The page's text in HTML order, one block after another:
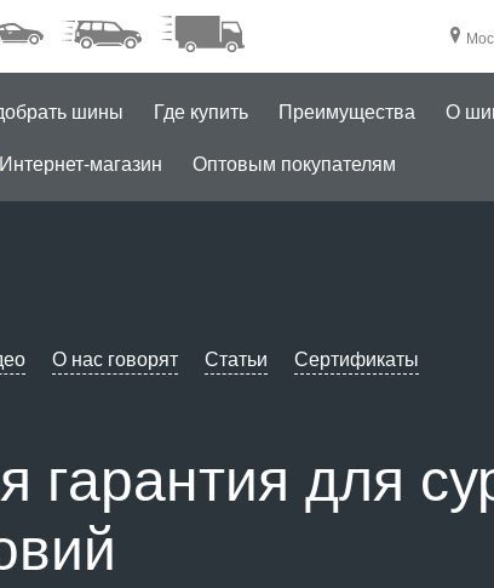
шины Где купить Преимущества О
Интернет-магазин
Оптовым покупателям
О нас говорят Статьи Сертификаты
гарантия для